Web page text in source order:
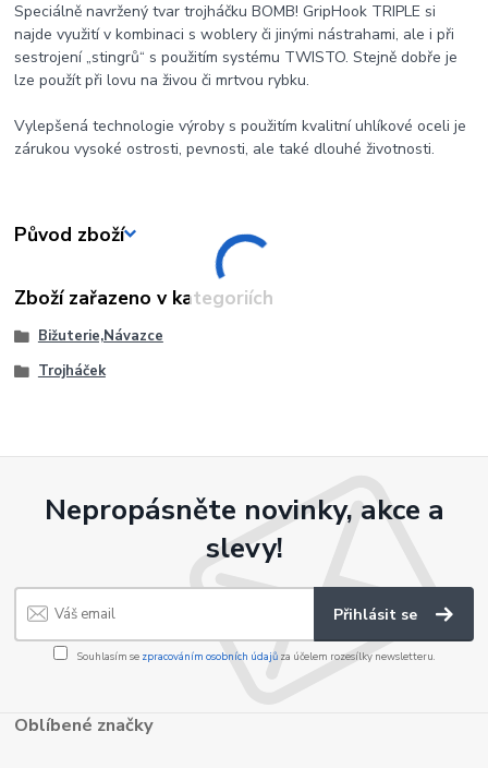
Speciálně navržený tvar trojháčku BOMB! GripHook TRIPLE si
najde využití v kombinaci s woblery či jinými nástrahami, ale i při
sestrojení „stingrů“ s použitím systému TWISTO. Stejně dobře je
lze použít při lovu na živou či mrtvou rybku.
Vylepšená technologie výroby s použitím kvalitní uhlíkové oceli je
zárukou vysoké ostrosti, pevnosti, ale také dlouhé životnosti.
Původ zboží
Zboží zařazeno v kategoriích
Bižuterie,Návazce
Trojháček
Nepropásněte novinky, akce a
slevy!
Přihlásit se
Souhlasím se zpracováním osobních údajůza účelem rozesílky newsletteru.
Oblíbené značky